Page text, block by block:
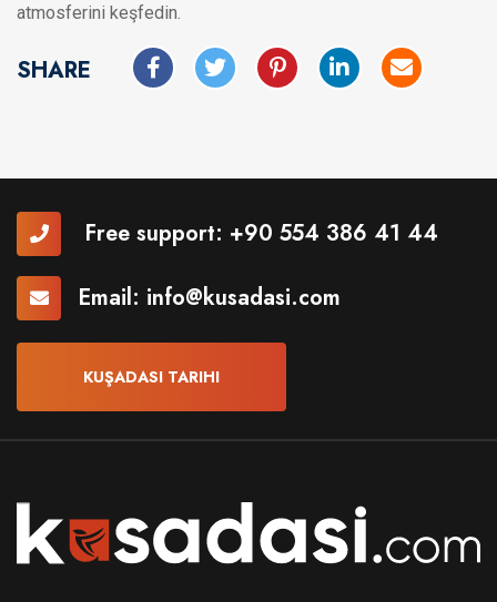
atmosferini keşfedin.
SHARE
Free support: +90 554 386 41 44
Email: info@kusadasi.com
KUŞADASI TARIHI